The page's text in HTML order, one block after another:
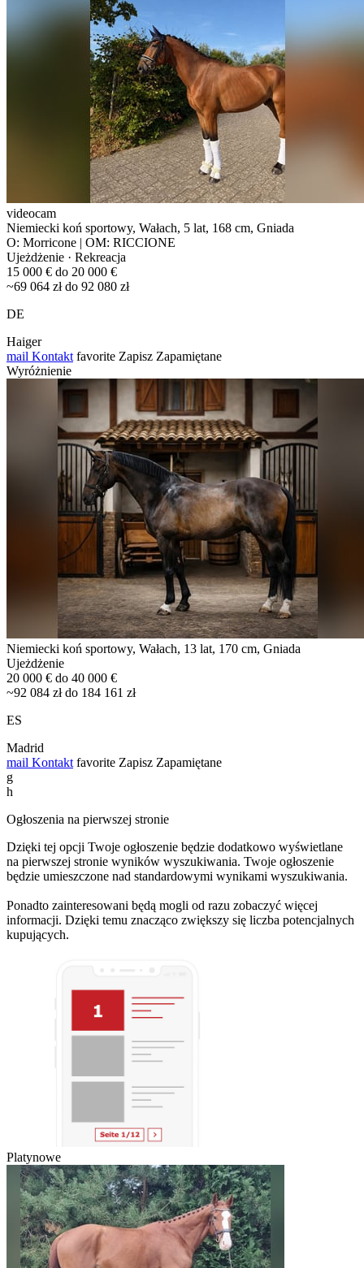
videocam
Niemiecki koń sportowy, Wałach, 5 lat, 168 cm, Gniada
O: Morricone | OM: RICCIONE
Ujeżdżenie · Rekreacja
15 000 € do 20 000 €
~69 064 zł do 92 080 zł
DE
Haiger
mail Kontakt favorite Zapisz Zapamiętane
Wyróżnienie
Niemiecki koń sportowy, Wałach, 13 lat, 170 cm, Gniada
Ujeżdżenie
20 000 € do 40 000 €
~92 084 zł do 184 161 zł
ES
Madrid
mail Kontakt favorite Zapisz Zapamiętane
g
h
Ogłoszenia na pierwszej stronie
Dzięki tej opcji Twoje ogłoszenie będzie dodatkowo wyświetlane
na pierwszej stronie wyników wyszukiwania. Twoje ogłoszenie
będzie umieszczone nad standardowymi wynikami wyszukiwania.
Ponadto zainteresowani będą mogli od razu zobaczyć więcej
informacji. Dzięki temu znacząco zwiększy się liczba potencjalnych
kupujących.
Platynowe